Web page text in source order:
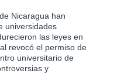
Nicaragua han
universidades
las leyes en
revocó el permiso de
universitario de
y